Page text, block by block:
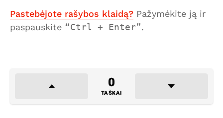
Pastebėjote rašybos klaidą? Pažymėkite ją ir
paspauskite
Ctrl + Enter .
0
TAŠKAI